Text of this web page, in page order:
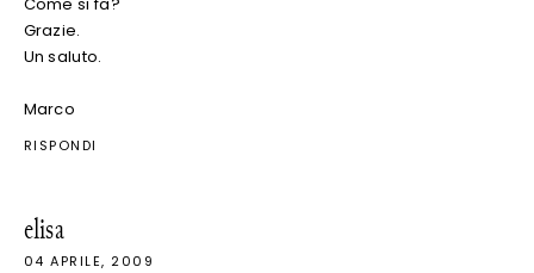
Grazie.
Un saluto.
Marco
RISPONDI
elisa
04 APRILE, 2009